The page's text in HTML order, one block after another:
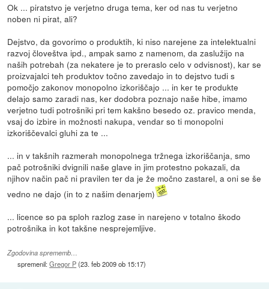
Ok ... piratstvo je verjetno druga tema, ker od nas tu verjetno
noben ni pirat, ali?
Dejstvo, da govorimo o produktih, ki niso narejene za intelektualni
razvoj človeštva ipd., ampak samo z namenom, da zaslužijo na
naših potrebah (za nekatere je to preraslo celo v odvisnost), kar se
proizvajalci teh produktov točno zavedajo in to dejstvo tudi s
pomočjo zakonov monopolno izkoriščajo ... in ker te produkte
delajo samo zaradi nas, ker dodobra poznajo naše hibe, imamo
verjetno tudi potrošniki pri tem kakšno besedo oz. pravico menda,
vsaj do izbire in možnosti nakupa, vendar so ti monopolni
izkoriščevalci gluhi za te ...
... in v takšnih razmerah monopolnega tržnega izkoriščanja, smo
pač potrošniki dvignili naše glave in jim protestno pokazali, da
njihov način pač ni pravilen ter da je že močno zastarel, a oni se še
vedno ne dajo (in to z našim denarjem)
... licence so pa sploh razlog zase in narejeno v totalno škodo
potrošnika in kot takšne nesprejemljive.
Zgodovina sprememb…
spremenil:Gregor P(23. feb 2009 ob 15:17)